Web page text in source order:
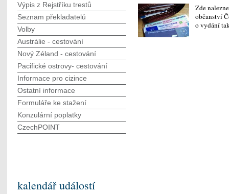
Zde
občanství
o vydání
Výpis z Rejstříku trestů
Seznam překladatelů
Volby
Austrálie - cestování
Nový Zéland - cestování
Pacifické ostrovy- cestování
Informace pro cizince
Ostatní informace
Formuláře ke stažení
Konzulární poplatky
CzechPOINT
kalendář událostí